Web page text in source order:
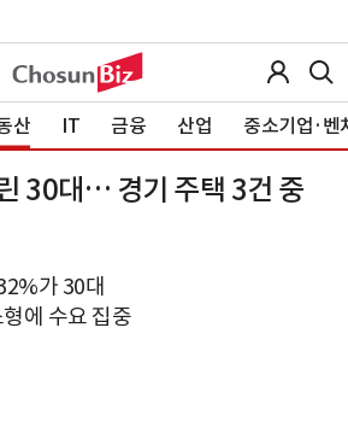
산 IT 금융 산업 중소기업·벤
30대… 경기 주택 3건 중
가 30대
에 수요 집중